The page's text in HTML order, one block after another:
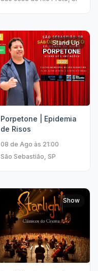
Stand Up
Porpetone | Epidemia
de Risos
08 de Ago às 21:00
São Sebastião, SP
Show